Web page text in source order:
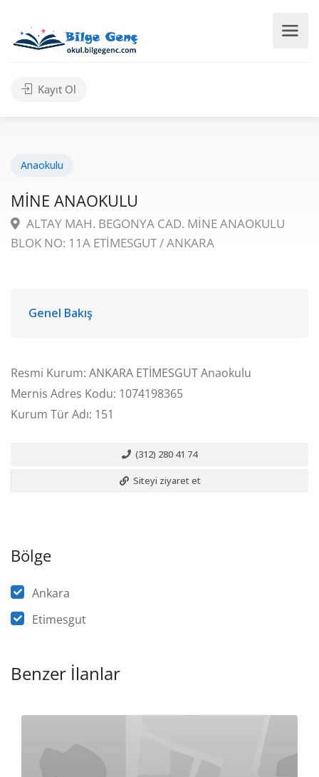
Kayıt Ol
Anaokulu
MİNE ANAOKULU
ALTAY MAH. BEGONYA CAD. MİNE ANAOKULU
BLOK NO: 11A ETİMESGUT / ANKARA
Genel Bakış
Resmi Kurum: ANKARA ETİMESGUT Anaokulu
Mernis Adres Kodu: 1074198365
Kurum Tür Adı: 151
(312) 280 41 74
Siteyi ziyaret et
Bölge
Ankara
Etimesgut
Benzer İlanlar